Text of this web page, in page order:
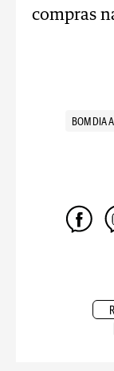
compras
BOM DIA